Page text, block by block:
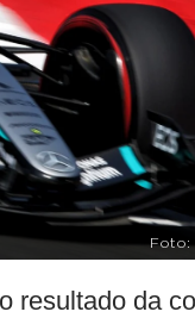
Foto:
resultado da